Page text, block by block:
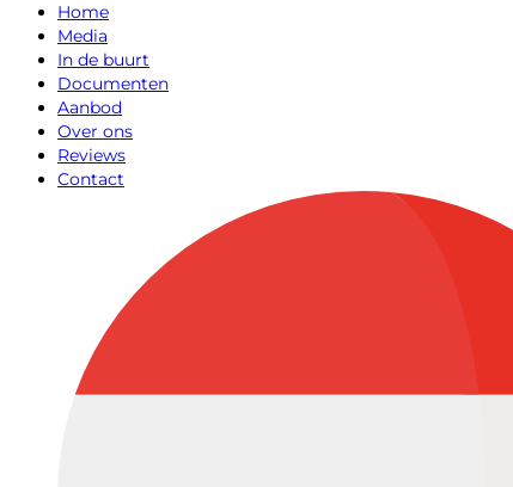
Home
Media
In de buurt
Documenten
Aanbod
Over ons
Reviews
Contact